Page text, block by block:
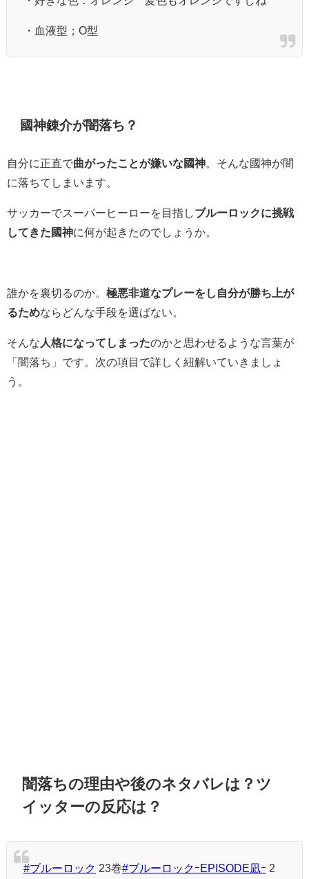
・血液型；O型
國神錬介が闇落ち？
自分に正直で曲がったことが嫌いな國神。そんな國神が闇
に落ちてしまいます。
サッカーでスーパーヒーローを目指しブルーロックに挑戦
してきた國神に何が起きたのでしょうか。
誰かを裏切るのか。 極悪非道なプレーをし自分が勝ち上が
るためならどんな手段を選ばない。
そんな 人格になってしまったのかと思わせるような言葉が
「闇落ち」です。 次の項目で詳しく紐解いていきましょ
う。
闇落ちの理由や後のネタバレは？ツ
イッターの反応は？
#ブルーロック 23巻#ブルーロックｰEPISODE凪ｰ 2